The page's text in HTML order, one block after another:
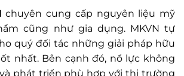
chuyên cung cấp nguyên liệu mỹ
cũng như gia dụng. MKVN tự
quý đối tác những giải pháp hữu
nhất. Bên cạnh đó, nổ lực không
phát triển phù hợp với thị trường